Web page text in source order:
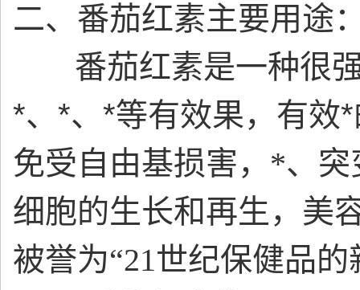
二、番茄红素主要用途
番茄红素是一种很强
*、*、*等有效果，有效
免受自由基损害，*、
细胞的生长和再生，美
被誉为“21世纪保健品的